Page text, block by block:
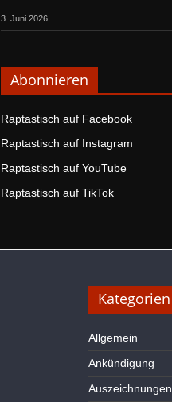
3. Juni 2026
Abonnieren
Raptastisch auf Facebook
Raptastisch auf Instagram
Raptastisch auf YouTube
Raptastisch auf TikTok
Kategorien
Allgemein
Ankündigung
Auszeichnungen